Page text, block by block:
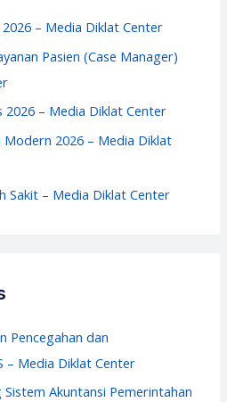
– Media Diklat Center
Pasien (Case Manager)
2026 – Media Diklat Center
2026 – Media Diklat
Sakit – Media Diklat Center
Pencegahan dan
– Media Diklat Center
Sistem Akuntansi Pemerintahan